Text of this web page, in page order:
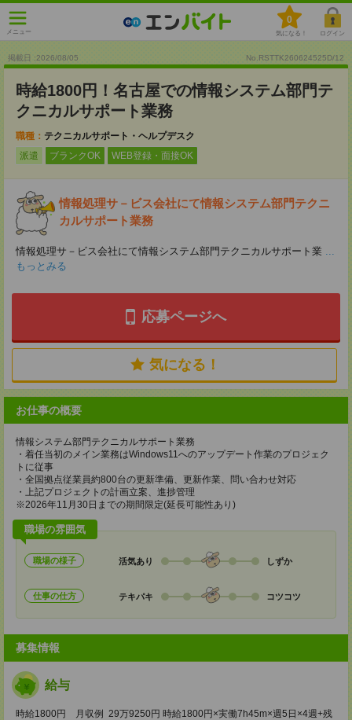
メニュー
0
気になる！ ログイン
掲載日 :2026/08/05 No.RSTTK260624525D/12
時給1800円！名古屋での情報システム部門テ
クニカルサポート業務
職種： テクニカルサポート・ヘルプデスク
派遣
ブランクOK WEB登録・面接OK
情報処理サ－ビス会社にて情報システム部門テクニ
カルサポート業務
情報処理サ－ビス会社にて情報システム部門テクニカルサポート業 ...
もっとみる
応募ページへ
気になる！
お仕事の概要
情報システム部門テクニカルサポート業務
・着任当初のメイン業務はWindows11へのアップデート作業のプロジェク
トに従事
・全国拠点従業員約800台の更新準備、更新作業、問い合わせ対応
・上記プロジェクトの計画立案、進捗管理
※2026年11月30日までの期間限定(延長可能性あり)
職場の雰囲気
職場の様子 活気あり しずか
仕事の仕方 テキパキ コツコツ
募集情報
給与
時給1800円 月収例 29万9250円 時給1800円×実働7h45m×週5日×4週+残